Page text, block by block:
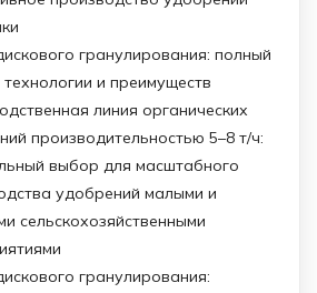
гранулирования: полный
и преимуществ
линия органических
производительностью 5–8 т/ч:
выбор для масштабного
удобрений малыми и
сельскохозяйственными
гранулирования: